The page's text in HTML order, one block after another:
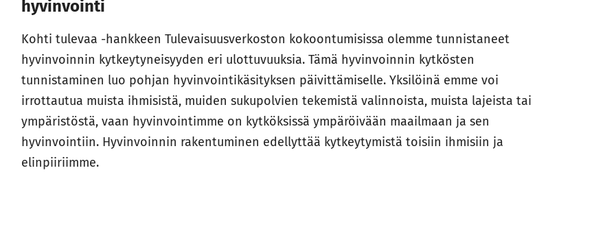
hyvinvointi
Kohti tulevaa -hankkeen Tulevaisuusverkoston kokoontumisissa olemme tunnistaneet
hyvinvoinnin kytkeytyneisyyden eri ulottuvuuksia. Tämä hyvinvoinnin kytkösten
tunnistaminen luo pohjan hyvinvointikäsityksen päivittämiselle. Yksilöinä emme voi
irrottautua muista ihmisistä, muiden sukupolvien tekemistä valinnoista, muista lajeista tai
ympäristöstä, vaan hyvinvointimme on kytköksissä ympäröivään maailmaan ja sen
hyvinvointiin. Hyvinvoinnin rakentuminen edellyttää kytkeytymistä toisiin ihmisiin ja
elinpiiriimme.